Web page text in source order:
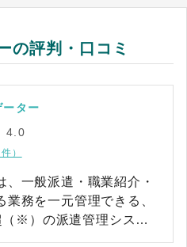
の評判・口コミ
ーター
4.0
）
、一般派遣・職業紹介・
務を一元管理できる、
※）の派遣管理システ